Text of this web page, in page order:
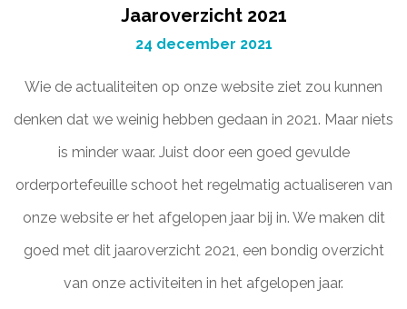
Jaaroverzicht 2021
24 december 2021
Wie de actualiteiten op onze website ziet zou kunnen
denken dat we weinig hebben gedaan in 2021. Maar niets
is minder waar. Juist door een goed gevulde
orderportefeuille schoot het regelmatig actualiseren van
onze website er het afgelopen jaar bij in. We maken dit
goed met dit jaaroverzicht 2021, een bondig overzicht
van onze activiteiten in het afgelopen jaar.